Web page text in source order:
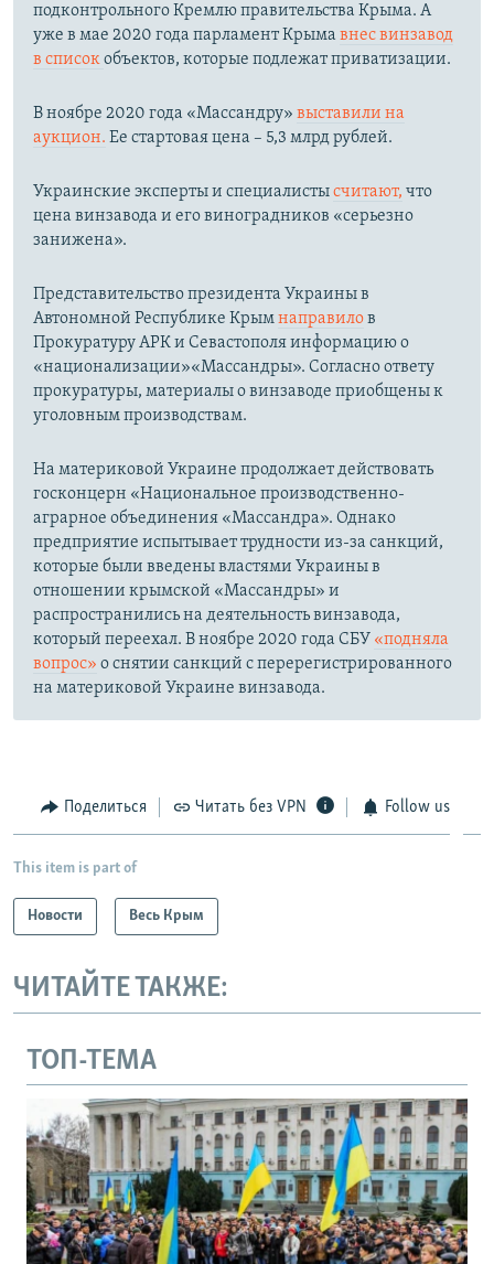
подконтрольного Кремлю правительства Крыма. А
уже в мае 2020 года парламент Крыма внес винзавод
в списокобъектов, которые подлежат приватизации.
В ноябре 2020 года «Массандру» выставили на
аукцион. Ее стартовая цена – 5,3 млрд рублей.
Украинские эксперты и специалистысчитают, что
цена винзавода и его виноградников «серьезно
занижена».
Представительство президента Украины в
Автономной Республике Крымнаправилов
Прокуратуру АРК и Севастополя информацию о
«национализации»«Массандры». Согласно ответу
прокуратуры, материалы о винзаводе приобщены к
уголовным производствам.
На материковой Украине продолжает действовать
госконцерн «Национальное производственно-
аграрное объединения «Массандра». Однако
предприятие испытывает трудности из-за санкций,
которые были введены властями Украины в
отношении крымской «Массандры» и
распространились на деятельность винзавода,
который переехал. В ноябре 2020 года СБУ «подняла
вопрос» о снятии санкций с перерегистрированного
на материковой Украине винзавода.
Поделиться Читать без VPN Follow us
This item is part of
Новости Весь Крым
ЧИТАЙТЕ ТАКЖЕ:
ТОП-ТЕМА